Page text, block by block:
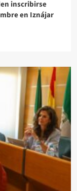
inscribirse
en Iznájar